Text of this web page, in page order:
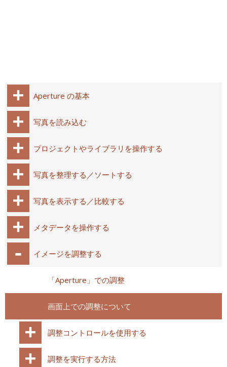
Aperture の基本
写真を読み込む
プロジェクトやライブラリを操作する
写真を整理する／ソートする
写真を表示する／比較する
メタデータを操作する
イメージを調整する
「Aperture」での調整
画面上での調整について
調整コントロールを使用する
調整を実行する方法